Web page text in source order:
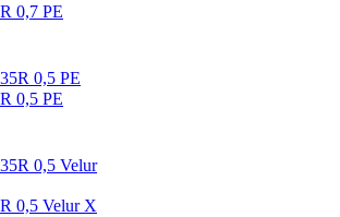
0,7 PE
0,5 PE
0,5 Velur X